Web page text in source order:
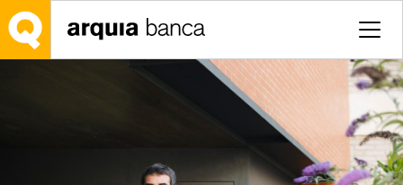
Saltar al contenido principal